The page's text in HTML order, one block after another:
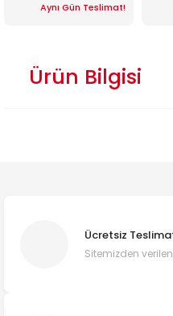
Aynı Gün Teslimat!
Ürün Bilgisi
Ücretsiz
Sitemizden